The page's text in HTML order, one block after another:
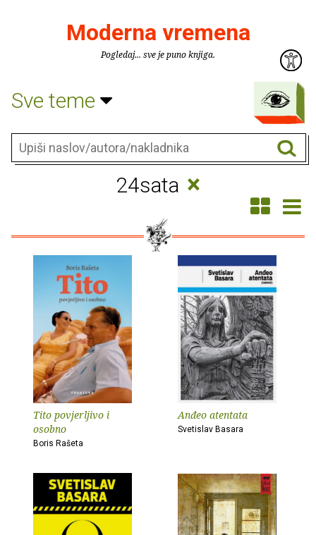
Moderna vremena
Pogledaj... sve je puno knjiga.
Sve teme
24sata ×
Tito povjerljivo i
osobno
Boris Rašeta
Anđeo atentata
Svetislav Basara